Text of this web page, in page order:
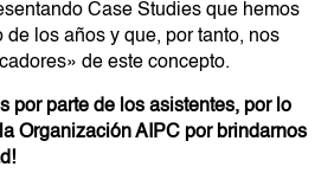
Case Studies que hemos
los años y que, por tanto, nos
de este concepto.
por parte de los asistentes, por lo
Organización AIPC por brindarnos